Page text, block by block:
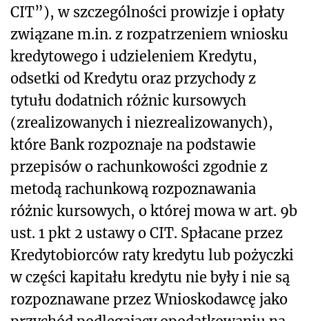
CIT”), w szczególności prowizje i opłaty
związane m.in. z rozpatrzeniem wniosku
kredytowego i udzieleniem Kredytu,
odsetki od Kredytu oraz przychody z
tytułu dodatnich różnic kursowych
(zrealizowanych i niezrealizowanych),
które Bank rozpoznaje na podstawie
przepisów o rachunkowości zgodnie z
metodą rachunkową rozpoznawania
różnic kursowych, o której mowa w art. 9b
ust. 1 pkt 2 ustawy o CIT. Spłacane przez
Kredytobiorców raty kredytu lub pożyczki
w części kapitału kredytu nie były i nie są
rozpoznawane przez Wnioskodawcę jako